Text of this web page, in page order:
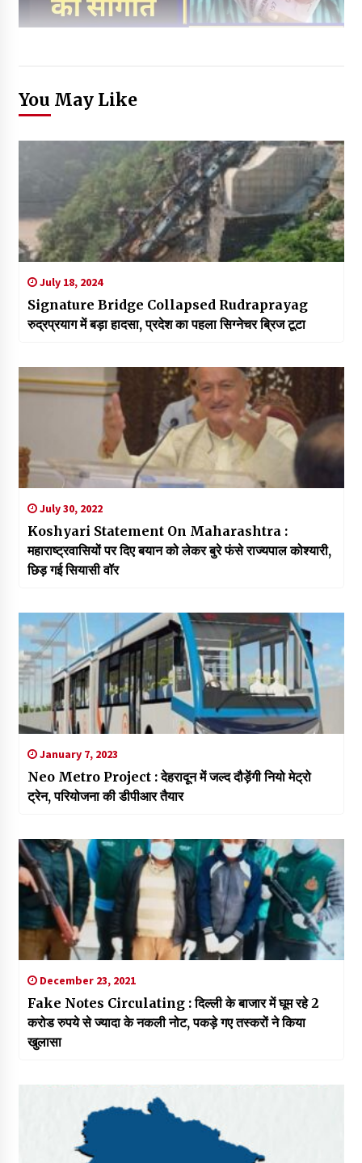
You May Like
July 18, 2024
Signature Bridge Collapsed Rudraprayag
रुद्रप्रयाग में बड़ा हादसा, प्रदेश का पहला सिग्नेचर ब्रिज टूटा
July 30, 2022
Koshyari Statement On Maharashtra :
महाराष्ट्रवासियों पर दिए बयान को लेकर बुरे फंसे राज्यपाल कोश्यारी,
छिड़ गई सियासी वॉर
January 7, 2023
Neo Metro Project : देहरादून में जल्द दौड़ेंगी नियो मेट्रो
ट्रेन, परियोजना की डीपीआर तैयार
December 23, 2021
Fake Notes Circulating : दिल्ली के बाजार में घूम रहे 2
करोड रुपये से ज्यादा के नकली नोट, पकड़े गए तस्करों ने किया
खुलासा